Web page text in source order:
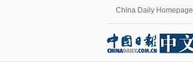
China Daily Homepage